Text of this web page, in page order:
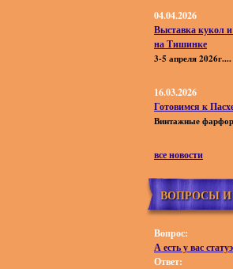
04.04.2026
Выставка кукол
на Тишинке
3-5 апреля 2026г....
16.03.2026
Готовимся к
Винтажные
все новости
ВОПРОСЫ
Вопрос:
А есть у вас
Ответ: